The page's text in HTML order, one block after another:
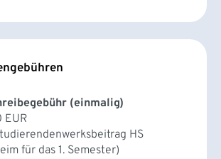
(einmalig)
EUR
HS
für das 1. Semester)